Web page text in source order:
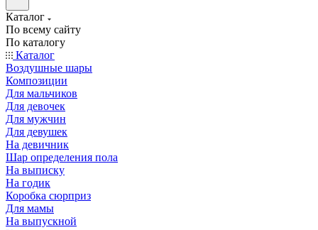
Каталог
По всему сайту
По каталогу
Каталог
Воздушные шары
Композиции
Для мальчиков
Для девочек
Для мужчин
Для девушек
На девичник
Шар определения пола
На выписку
На годик
Коробка сюрприз
Для мамы
На выпускной